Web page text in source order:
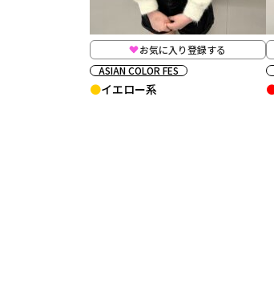
お気に入り登録する
ASIAN COLOR FES
イエロー系